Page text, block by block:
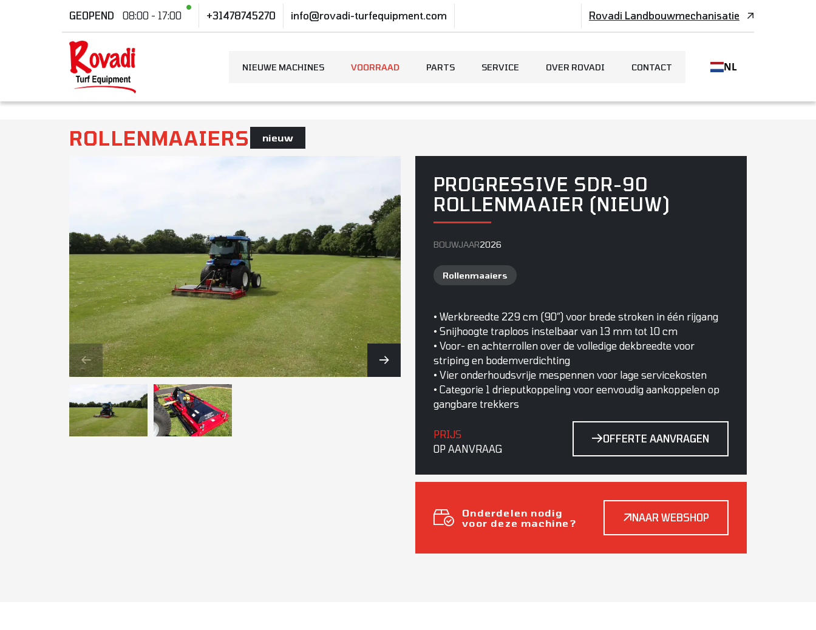
GEOPEND 08:00 - 17:00 +31478745270 info@rovadi-turfequipment.com Rovadi Landbouwmechanisatie
NL
NIEUWE MACHINES VOORRAAD PARTS SERVICE OVER ROVADI CONTACT
ROLLENMAAIERS nieuw
PROGRESSIVE SDR-90
ROLLENMAAIER (NIEUW)
BOUWJAAR2026
Rollenmaaiers
• Werkbreedte 229 cm (90″) voor brede stroken in één rijgang
• Snijhoogte traploos instelbaar van 13 mm tot 10 cm
• Voor- en achterrollen over de volledige dekbreedte voor
striping en bodemverdichting
• Vier onderhoudsvrije mespennen voor lage servicekosten
• Categorie 1 drieputkoppeling voor eenvoudig aankoppelen op
gangbare trekkers
PRIJS
OP AANVRAAG
OFFERTE AANVRAGEN
Onderdelen nodig
voor deze machine?
NAAR WEBSHOP